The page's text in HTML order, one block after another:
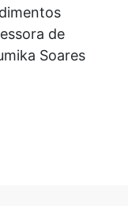
de
Soares